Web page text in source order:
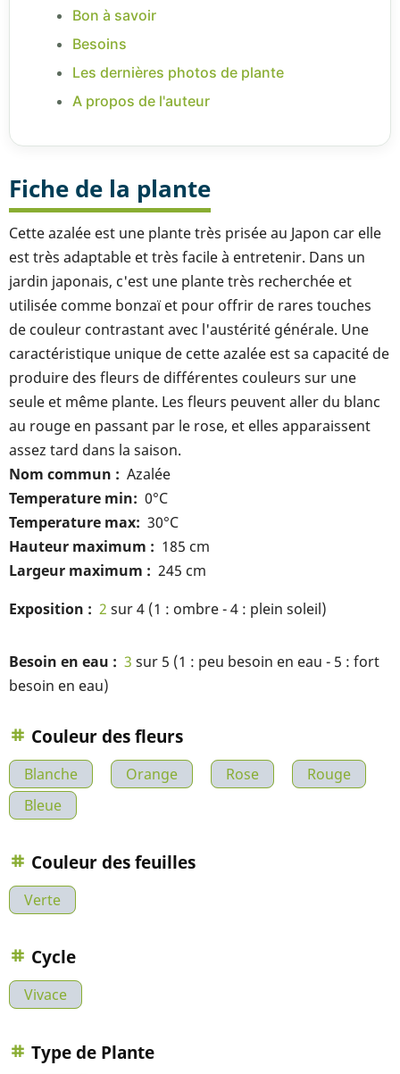
Bon à savoir
Besoins
Les dernières photos de plante
A propos de l'auteur
Fiche de la plante
Cette azalée est une plante très prisée au Japon car elle
est très adaptable et très facile à entretenir. Dans un
jardin japonais, c'est une plante très recherchée et
utilisée comme bonzaï et pour offrir de rares touches
de couleur contrastant avec l'austérité générale. Une
caractéristique unique de cette azalée est sa capacité de
produire des fleurs de différentes couleurs sur une
seule et même plante. Les fleurs peuvent aller du blanc
au rouge en passant par le rose, et elles apparaissent
assez tard dans la saison.
Nom commun
Azalée
Temperature min
0°C
Temperature max 30°C
Hauteur maximum
185 cm
Largeur maximum
245 cm
Exposition
2 sur 4 (1 : ombre - 4 : plein soleil)
Besoin en eau 3 sur 5 (1 : peu besoin en eau - 5 : fort
besoin en eau)
Couleur des fleurs
Blanche Orange Rose
Rouge
Bleue
Couleur des feuilles
Verte
Cycle
Vivace
Type de Plante